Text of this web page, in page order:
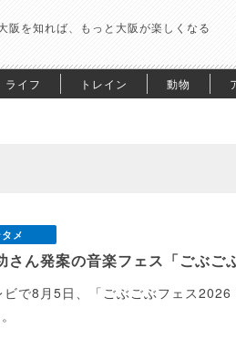
阪を知れば、もっと大阪が楽しくなる
ライフ トレイン 動物
メ
さん発案の音楽フェス「ごぶ
ビで8月5日、「ごぶごぶフェス